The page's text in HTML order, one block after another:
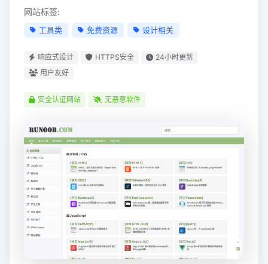
网站标签:
工具类 免费资源 设计相关
响应式设计 HTTPS安全
24小时更新
用户友好
安全认证网站 无恶意软件